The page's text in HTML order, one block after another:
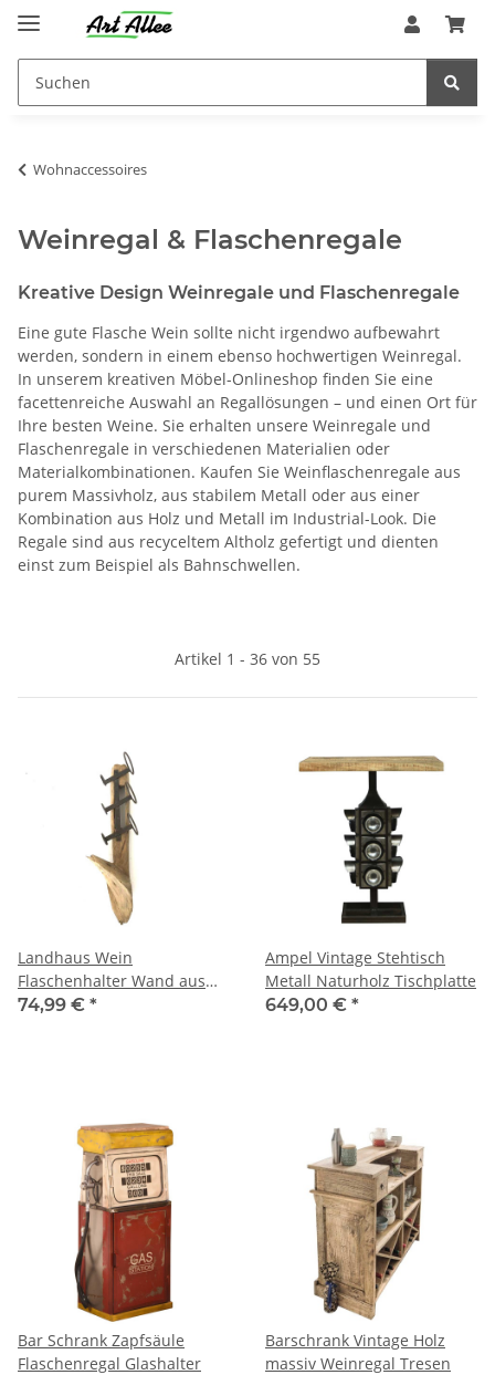
Wohnaccessoires
Weinregal & Flaschenregale
Kreative Design Weinregale und Flaschenregale
Eine gute Flasche Wein sollte nicht irgendwo aufbewahrt
werden, sondern in einem ebenso hochwertigen Weinregal.
In unserem kreativen Möbel-Onlineshop finden Sie eine
facettenreiche Auswahl an Regallösungen – und einen Ort für
Ihre besten Weine. Sie erhalten unsere Weinregale und
Flaschenregale in verschiedenen Materialien oder
Materialkombinationen. Kaufen Sie Weinflaschenregale aus
purem Massivholz, aus stabilem Metall oder aus einer
Kombination aus Holz und Metall im Industrial-Look. Die
Regale sind aus recyceltem Altholz gefertigt und dienten
einst zum Beispiel als Bahnschwellen.
Artikel 1 - 36 von 55
Landhaus Wein
Flaschenhalter Wand aus
Hand Pflug
74,99 € *
Ampel Vintage Stehtisch
Metall Naturholz Tischplatte
649,00 € *
Bar Schrank Zapfsäule
Flaschenregal Glashalter
Barschrank Vintage Holz
massiv Weinregal Tresen